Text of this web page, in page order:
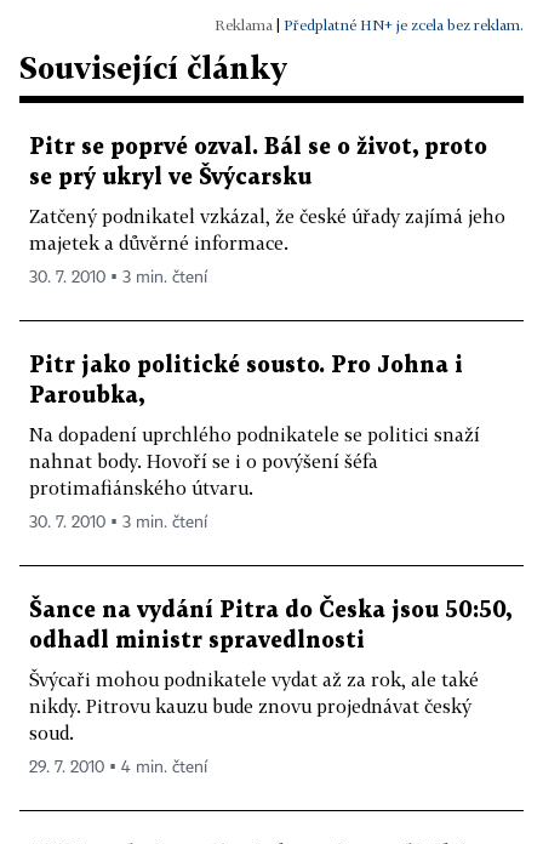
Předplatné HN+ je zcela bez reklam.
Související články
Pitr se poprvé ozval. Bál se o život, proto
se prý ukryl ve Švýcarsku
Zatčený podnikatel vzkázal, že české úřady zajímá jeho
majetek a důvěrné informace.
30. 7. 2010 ▪ 3 min. čtení
Pitr jako politické sousto. Pro Johna i
Paroubka,
Na dopadení uprchlého podnikatele se politici snaží
nahnat body. Hovoří se i o povýšení šéfa
protimafiánského útvaru.
30. 7. 2010 ▪ 3 min. čtení
Šance na vydání Pitra do Česka jsou 50:50,
odhadl ministr spravedlnosti
Švýcaři mohou podnikatele vydat až za rok, ale také
nikdy. Pitrovu kauzu bude znovu projednávat český
soud.
29. 7. 2010 ▪ 4 min. čtení